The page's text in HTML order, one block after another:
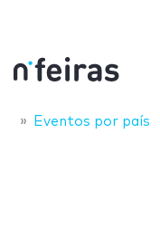
Eventos por país